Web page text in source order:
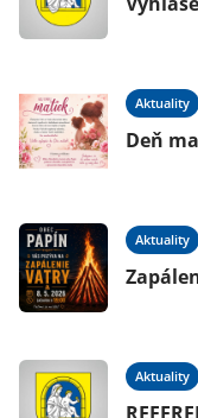
Aktuality
Deň
Aktuality
Aktuality